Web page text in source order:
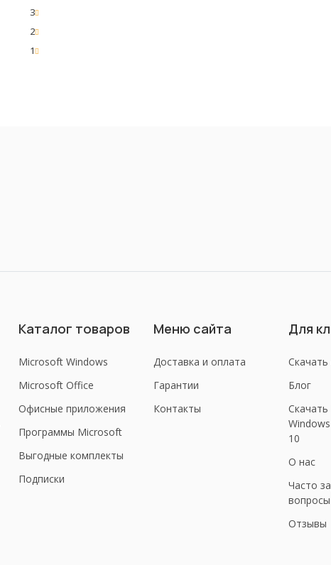
3
2
1
Каталог товаров
Microsoft Windows
Microsoft Office
Офисные приложения
Программы Microsoft
Выгодные комплекты
Подписки
Меню сайта
Доставка и оплата
Гарантии
Контакты
Для
Блог
10
О нас
Часто
вопросы
Отзывы